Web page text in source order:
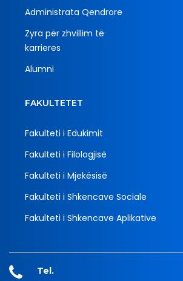
Administrata Qendrore
Zyra për zhvillim të
karrieres
Alumni
FAKULTETET
Fakulteti i Edukimit
Fakulteti i Filologjisë
Fakulteti i Mjekësisë
Fakulteti i Shkencave Sociale
Fakulteti i Shkencave Aplikative
Tel.